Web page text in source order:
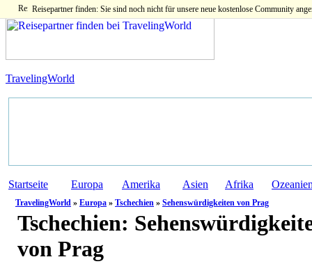
Reisepartner finden: Sie sind noch nicht für unsere neue kostenlose Community
TravelingWorld
Startseite Europa Amerika Asien Afrika
TravelingWorld » Europa » Tschechien » Sehenswürdigkeiten von Prag
Tschechien:
von Prag